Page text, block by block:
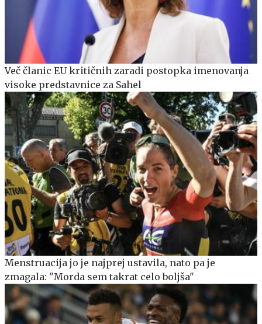
Več članic EU kritičnih zaradi postopka imenovanja
visoke predstavnice za Sahel
Menstruacija jo je najprej ustavila, nato pa je
zmagala: "Morda sem takrat celo boljša"